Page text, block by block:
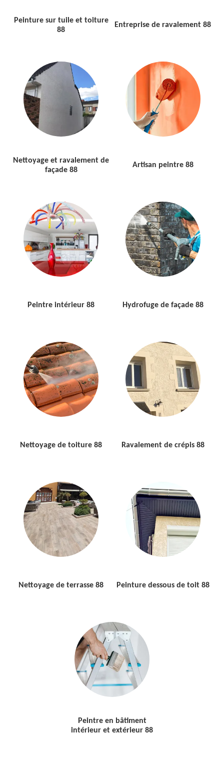
Peinture sur tuile et toiture
88
Entreprise de ravalement 88
Nettoyage et ravalement de
façade 88
Artisan peintre 88
Peintre intérieur 88 Hydrofuge de façade 88
Nettoyage de toiture 88 Ravalement de crépis 88
Nettoyage de terrasse 88 Peinture dessous de toit 88
Peintre en bâtiment
intérieur et extérieur 88